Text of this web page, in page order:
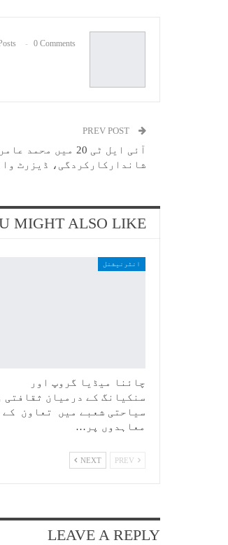
0 Comments
آئی ایل ٹی 20 میں محمد
شاندارکارکردگی، ڈیزرٹ
MIGHT ALSO LIKE
انٹرنیشنل
چائنا میڈیا گروپ اور
سنکیانگ کے درمیان ثقافتی
سیاحتی شعبے میں تعاون کے
معاہدوں پر…
NEXT
LEAVE A REPLY